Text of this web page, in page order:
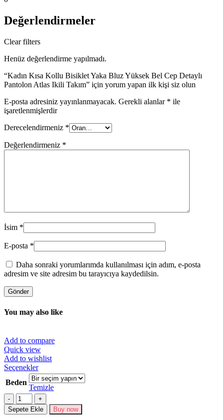
Değerlendirmeler
Clear filters
Henüz değerlendirme yapılmadı.
“Kadın Kısa Kollu Bisiklet Yaka Bluz Yüksek Bel Cep Detaylı
Pantolon Atlas Ikili Takım” için yorum yapan ilk kişi siz olun
E-posta adresiniz yayınlanmayacak. Gerekli alanlar * ile
işaretlenmişlerdir
Derecelendirmeniz *
Değerlendirmeniz *
İsim *
E-posta *
Daha sonraki yorumlarımda kullanılması için adım, e-posta
adresim ve site adresim bu tarayıcıya kaydedilsin.
You may also like
Add to compare
Quick view
Add to wishlist
SeçeneklerBu
ürünün
birden
fazla
varyasyonu
var.
Beden
Temizle
Miktar
Sepete Ekle Buy now